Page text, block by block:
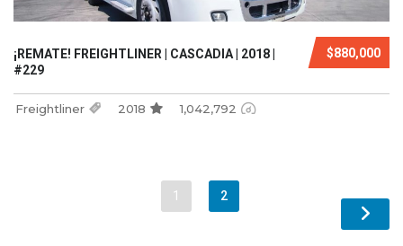
$880,000
¡REMATE! FREIGHTLINER | CASCADIA | 2018 |
#229
Freightliner 2018 1,042,792
1 2